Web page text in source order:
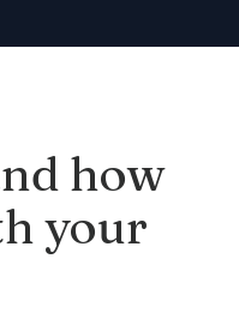
how
your